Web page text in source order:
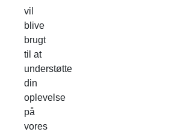
vil
blive
brugt
til at
understøtte
din
oplevelse
på
vores